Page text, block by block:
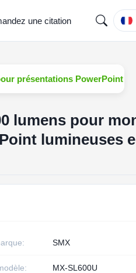
une citation
présentations PowerPoint
lumens pour
lumineuses
SMX
MX-SL600U